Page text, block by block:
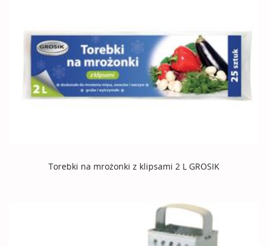
Torebki na mrożonki z klipsami 2 L GROSIK